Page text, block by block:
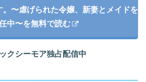
。〜虐げられた令嬢、新妻とメイドを
中〜を無料で読む
クシーモア独占配信中